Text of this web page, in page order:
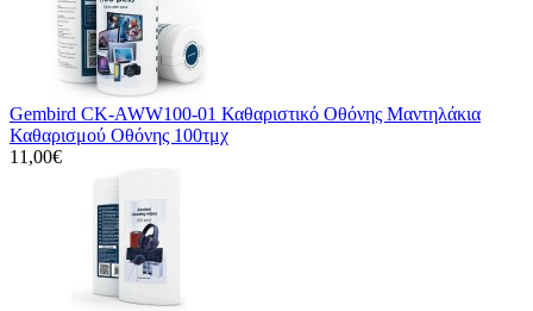
Gembird CK-AWW100-01 Καθαριστικό Οθόνης Μαντηλάκια
Καθαρισμού Οθόνης 100τμχ
11,00€